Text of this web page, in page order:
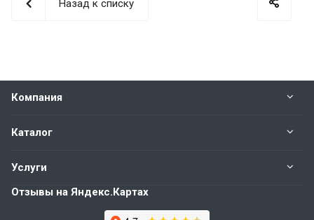
Назад к списку
Компания
Каталог
Услуги
Отзывы на Яндекс.Картах